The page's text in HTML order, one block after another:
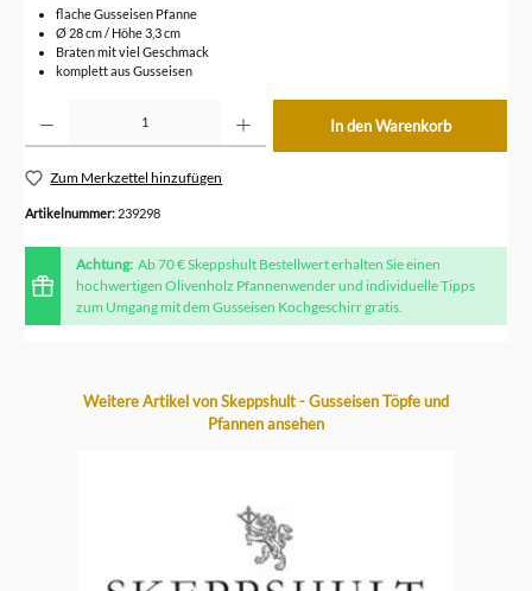
flache Gusseisen Pfanne
Ø 28 cm / Höhe 3,3 cm
Braten mit viel Geschmack
komplett aus Gusseisen
In den Warenkorb
Zum Merkzettel hinzufügen
Artikelnummer: 239298
Achtung:Ab 70 € Skeppshult Bestellwert erhalten Sie einen
hochwertigen Olivenholz Pfannenwender und individuelle Tipps
zum Umgang mit dem Gusseisen Kochgeschirr gratis.
Produktgalerie überspringen
Weitere Artikel von Skeppshult - Gusseisen Töpfe und
Pfannen ansehen